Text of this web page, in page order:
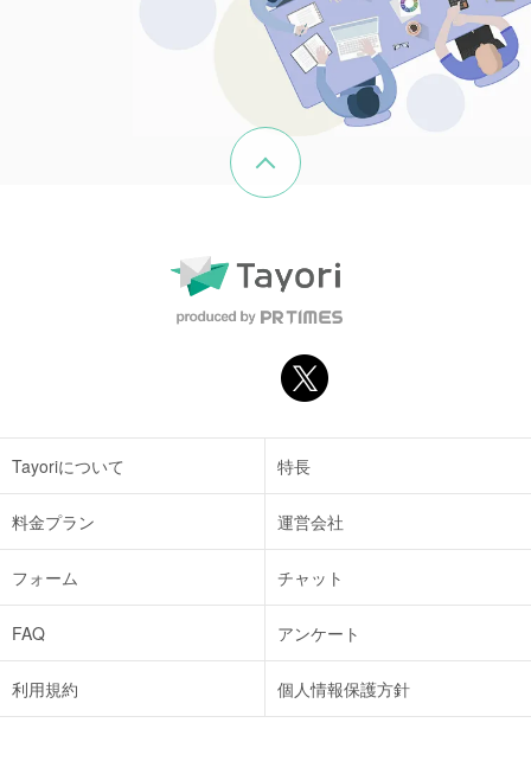
Tayoriについて 特長
料金プラン 運営会社
フォーム チャット
FAQ アンケート
利用規約 個人情報保護方針